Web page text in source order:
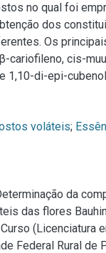
no qual foi
dos
Os
cariofileno, cis-
1,10-di-epi-
voláteis;
da
das flores
(Licenciatura
Federal Rural de